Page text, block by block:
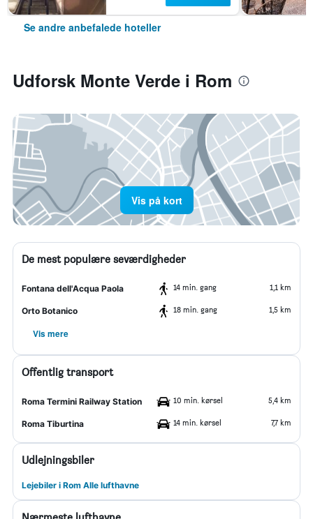
Se andre anbefalede hoteller
Udforsk Monte Verde i Rom
Vis på kort
De mest populære seværdigheder
Fontana dell'Acqua Paola 14 min. gang 1,1 km
Orto Botanico 18 min. gang 1,5 km
Vis mere
Offentlig transport
Roma Termini Railway Station 10 min. kørsel 5,4 km
Roma Tiburtina 14 min. kørsel 7,7 km
Udlejningsbiler
Lejebiler i Rom Alle lufthavne